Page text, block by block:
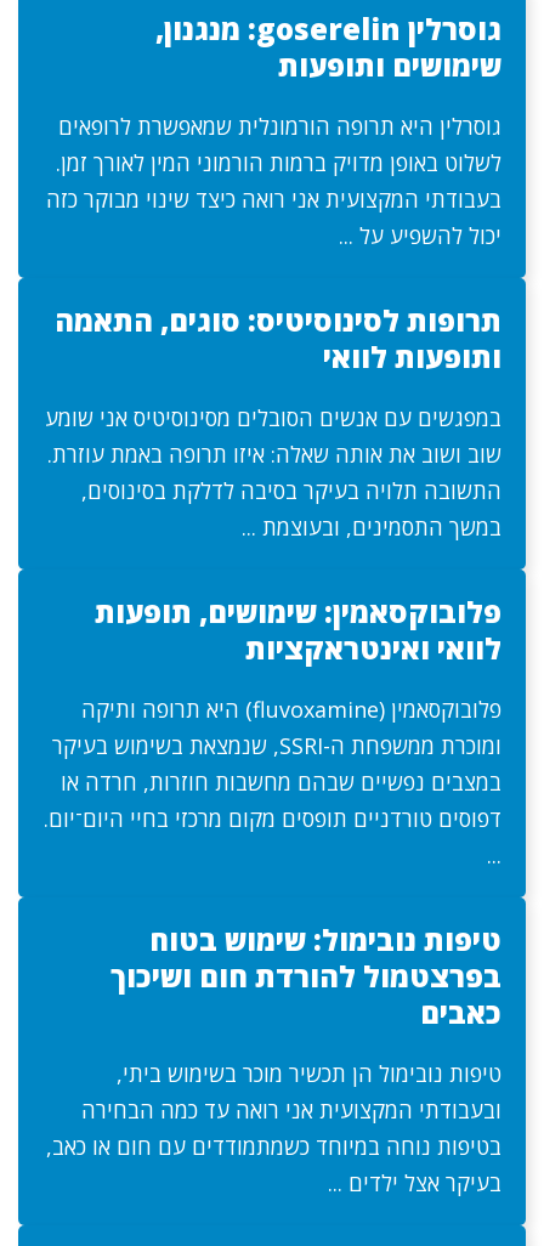
גוסרלין goserelin: מנגנון,
שימושים ותופעות
גוסרלין היא תרופה הורמונלית שמאפשרת לרופאים
לשלוט באופן מדויק ברמות הורמוני המין לאורך זמן.
בעבודתי המקצועית אני רואה כיצד שינוי מבוקר כזה
יכול להשפיע על ...
תרופות לסינוסיטיס: סוגים, התאמה
ותופעות לוואי
במפגשים עם אנשים הסובלים מסינוסיטיס אני שומע
שוב ושוב את אותה שאלה: איזו תרופה באמת עוזרת.
התשובה תלויה בעיקר בסיבה לדלקת בסינוסים,
במשך התסמינים, ובעוצמת ...
פלובוקסאמין: שימושים, תופעות
לוואי ואינטראקציות
פלובוקסאמין (fluvoxamine) היא תרופה ותיקה
ומוכרת ממשפחת ה-SSRI, שנמצאת בשימוש בעיקר
במצבים נפשיים שבהם מחשבות חוזרות, חרדה או
דפוסים טורדניים תופסים מקום מרכזי בחיי היום־יום.
...
טיפות נובימול: שימוש בטוח
בפרצטמול להורדת חום ושיכוך
כאבים
טיפות נובימול הן תכשיר מוכר בשימוש ביתי,
ובעבודתי המקצועית אני רואה עד כמה הבחירה
בטיפות נוחה במיוחד כשמתמודדים עם חום או כאב,
בעיקר אצל ילדים ...